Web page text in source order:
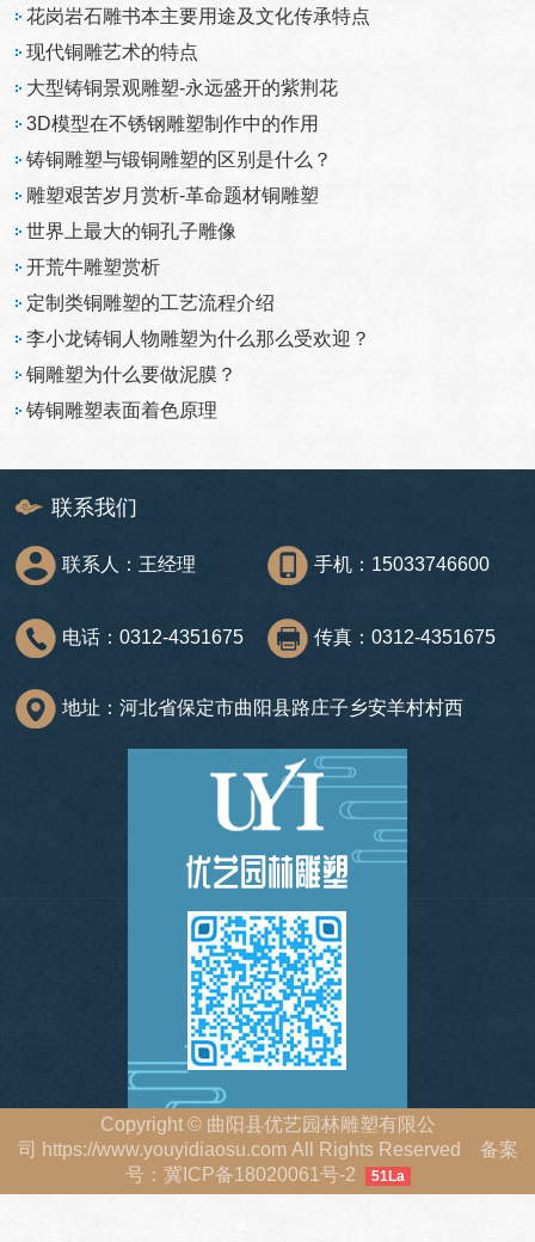
花岗岩石雕书本主要用途及文化传承特点
现代铜雕艺术的特点
大型铸铜景观雕塑-永远盛开的紫荆花
3D模型在不锈钢雕塑制作中的作用
铸铜雕塑与锻铜雕塑的区别是什么？
雕塑艰苦岁月赏析-革命题材铜雕塑
世界上最大的铜孔子雕像
开荒牛雕塑赏析
定制类铜雕塑的工艺流程介绍
李小龙铸铜人物雕塑为什么那么受欢迎？
铜雕塑为什么要做泥膜？
铸铜雕塑表面着色原理
联系我们
联系人：王经理 手机：15033746600
电话：0312-4351675 传真：0312-4351675
地址：河北省保定市曲阳县路庄子乡安羊村村西
Copyright ©曲阳县优艺园林雕塑有限公
司 https://www.youyidiaosu.comAll Rights Reserved 备案
号： 冀ICP备18020061号-2 51La